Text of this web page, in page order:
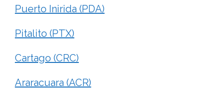
Puerto Inirida (PDA)
Pitalito (PTX)
Cartago (CRC)
Araracuara (ACR)